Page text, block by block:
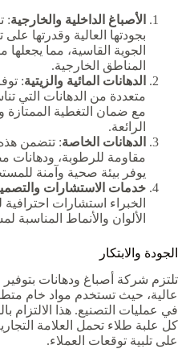
الأصباغ الداخلية والخارجية:
بجودتها العالية وقدرتها
الجوية القاسية، مما يجعلها
المناطق الخارجية.
الدهانات المائية والزيتية:
متعددة من الدهانات التي
مع ضمان التغطية الممتازة
الرائعة.
الدهانات الخاصة: تتضمن هذه
مقاومة للرطوبة، ودهانات
يوفر بيئة صحية وآمنة
خدمات الاستشارات
الخبراء استشارات
الألوان والأنماط المناسبة
الجودة والابتكار
تلتزم شركة أصباغ ودهانات
عالية، حيث تستخدم مواد خام
في عمليات التصنيع. هذا الالتزام
كل علبة طلاء تحمل العلامة
على تلبية توقعات العملاء.